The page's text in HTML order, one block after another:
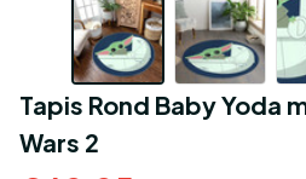
Tapis Rond Baby Yoda
Wars 2